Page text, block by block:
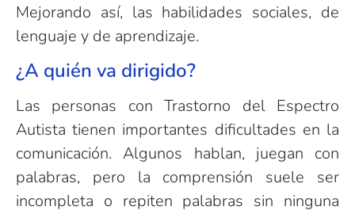
Mejorando así, las habilidades sociales, de
lenguaje y de aprendizaje.
¿A quién va dirigido?
Las personas con Trastorno del Espectro
Autista tienen importantes dificultades en la
comunicación. Algunos hablan, juegan con
palabras, pero la comprensión suele ser
incompleta o repiten palabras sin ninguna